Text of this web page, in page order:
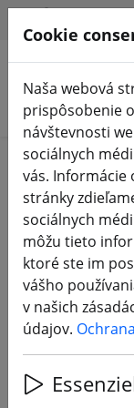
Vyhľadať
Your
Cookie
Naša webová
prispôsobenie
návštevnosti
sociálnych
vás. Informácie
stránky
sociálnych
môžu tieto
ktoré ste im
vášho
v našich
údajov.